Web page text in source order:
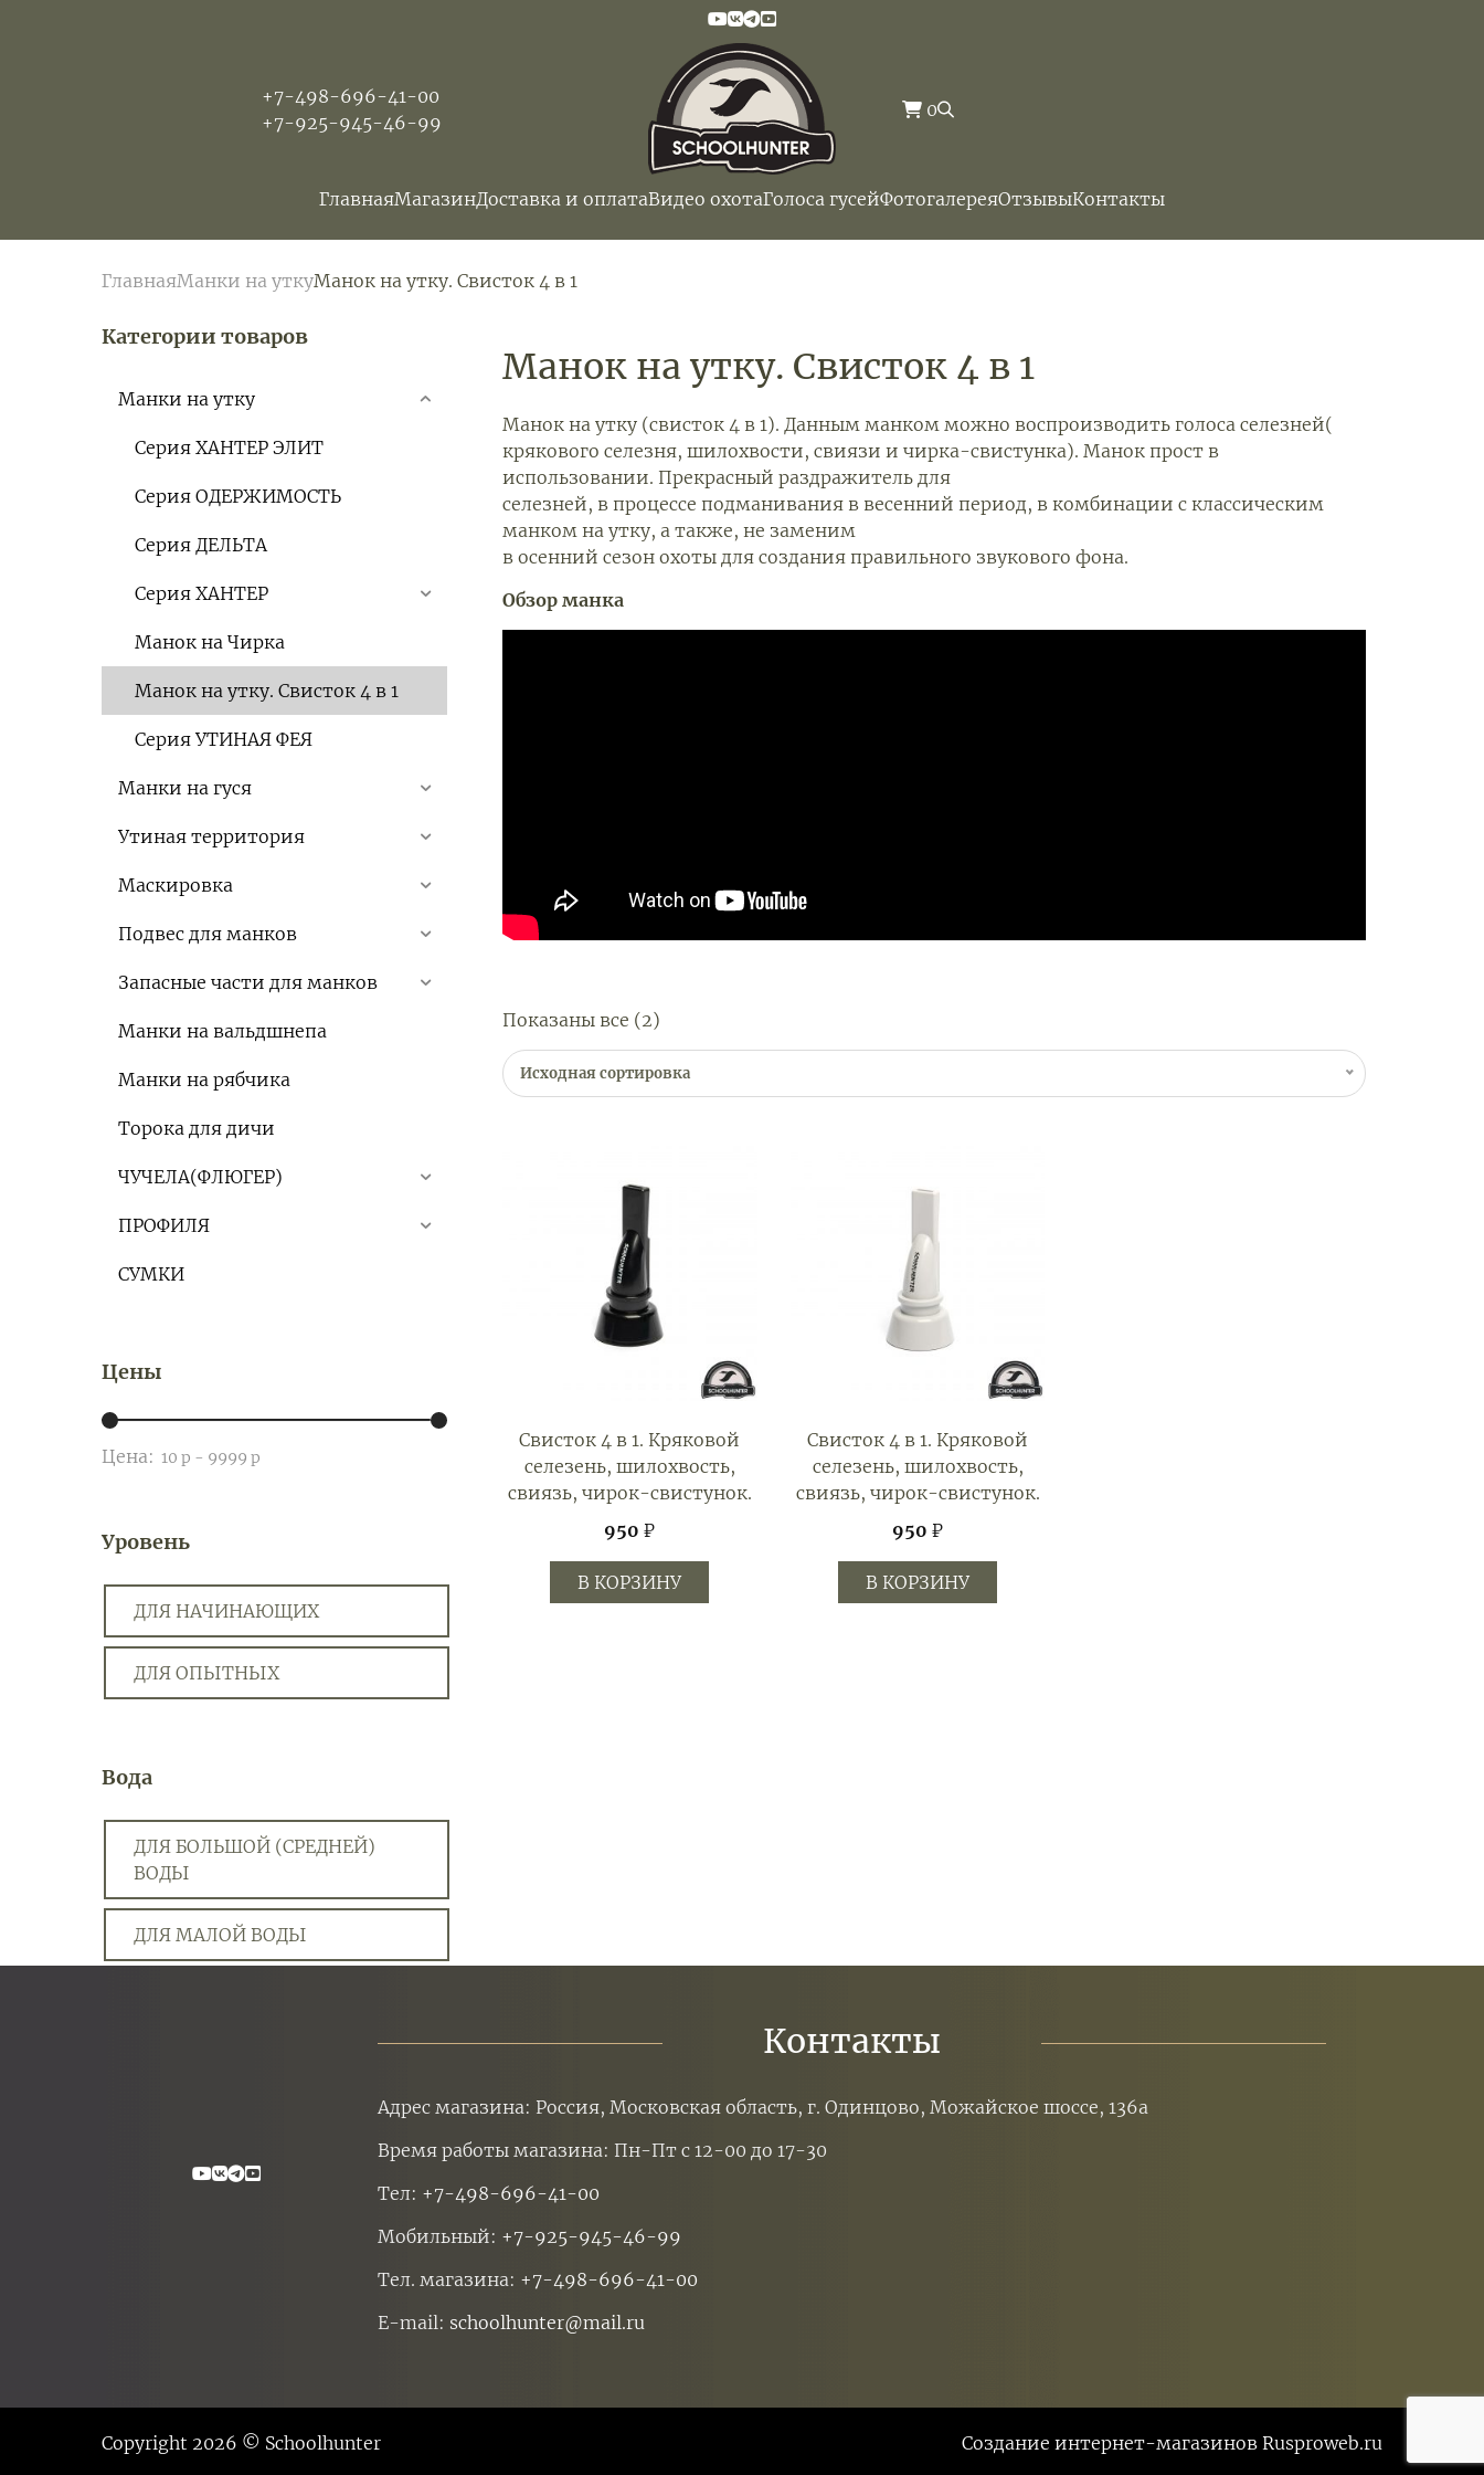
+7-498-696-41-00
+7-925-945-46-99
0
ГлавнаяМагазинДоставка и оплатаВидео охотаГолоса гусейФотогалереяОтзывыКонтакты
ГлавнаяМанки на уткуМанок на утку. Свисток 4 в 1
Категории товаров
Манки на утку
Серия ХАНТЕР ЭЛИТ
Серия ОДЕРЖИМОСТЬ
Серия ДЕЛЬТА
Серия ХАНТЕР
Манок на Чирка
Манок на утку. Свисток 4 в 1
Серия УТИНАЯ ФЕЯ
Манки на гуся
Утиная территория
Маскировка
Подвес для манков
Запасные части для манков
Манки на вальдшнепа
Манки на рябчика
Торока для дичи
ЧУЧЕЛА(ФЛЮГЕР)
ПРОФИЛЯ
СУМКИ
Цены
Цена:
Уровень
ДЛЯ НАЧИНАЮЩИХ
ДЛЯ ОПЫТНЫХ
Вода
ДЛЯ БОЛЬШОЙ (СРЕДНЕЙ)
ВОДЫ
ДЛЯ МАЛОЙ ВОДЫ
Манок на утку. Свисток 4 в 1
Манок на утку (свисток 4 в 1). Данным манком можно воспроизводить голоса селезней(
крякового селезня, шилохвости, свиязи и чирка-свистунка). Манок прост в
использовании. Прекрасный раздражитель для
селезней, в процессе подманивания в весенний период, в комбинации с классическим
манком на утку, а также, не заменим
в осенний сезон охоты для создания правильного звукового фона.
Обзор манка
Показаны все (2)
Исходная сортировка
Свисток 4 в 1. Кряковой
селезень, шилохвость,
свиязь, чирок-свистунок.
950₽
В КОРЗИНУ
Свисток 4 в 1. Кряковой
селезень, шилохвость,
свиязь, чирок-свистунок.
950₽
В КОРЗИНУ
Контакты
Адрес магазина: Россия, Московская область, г. Одинцово, Можайское шоссе, 136а
Время работы магазина: Пн-Пт с 12-00 до 17-30
Тел: +7-498-696-41-00
Мобильный: +7-925-945-46-99
Тел. магазина: +7-498-696-41-00
E-mail: schoolhunter@mail.ru
Copyright 2026 © Schoolhunter Создание интернет-магазинов Rusproweb.ru